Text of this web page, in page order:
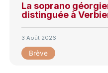
La soprano
distinguée à
3 Août 2026
Brève